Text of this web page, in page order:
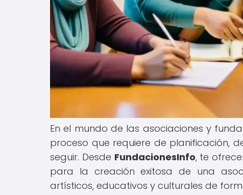
En el mundo de las asociaciones y
proceso que requiere de planificación,
seguir. Desde FundacionesInfo, te
para la creación exitosa de una
artísticos, educativos y culturales de